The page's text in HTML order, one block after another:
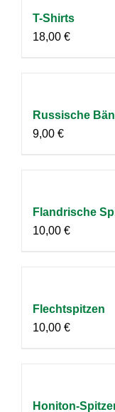
T-Shirts
18,00 €
Russische
9,00 €
Flandrische
10,00 €
Flechtspitzen
10,00 €
Honiton-